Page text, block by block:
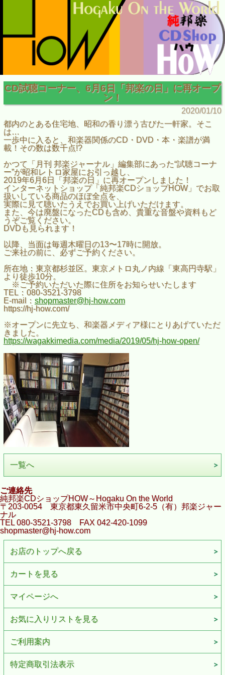
CD試聴コーナー、6月6日「邦楽の日」に再オープ
ン！
2020/01/10
都内のとある住宅地、昭和の香り漂う古びた一軒家。そこ
は…
一歩中に入ると、和楽器関係のCD・DVD・本・楽譜が満
載！その数は数千点!?
かつて「月刊 邦楽ジャーナル」編集部にあった“試聴コーナ
ー”が昭和レトロ家屋にお引っ越し、
2019年6月6日「邦楽の日」に再オープンしました！
インターネットショップ「純邦楽CDショップHOW」でお取
扱いしている商品のほぼ全点を、
実際に見て聴いたうえでお買い上げいただけます。
また、今は廃盤になったCDも含め、貴重な音盤や資料もど
うぞご覧ください。
DVDも見られます！
以降、当面は毎週木曜日の13〜17時に開放。
ご来社の前に、必ずご予約ください。
所在地：東京都杉並区。東京メトロ丸ノ内線「東高円寺駅」
より徒歩10分。
※ご予約いただいた際に住所をお知らせいたします
TEL：080-3521-3798
E-mail： shopmaster@hj-how.com
https://hj-how.com/
※オープンに先立ち、和楽器メディア様にとりあげていただ
きました。
https://wagakkimedia.com/media/2019/05/hj-how-open/
一覧へ
ご連絡先
純邦楽CDショップHOW～Hogaku On the World
〒203-0054 東京都東久留米市中央町6-2-5（有）邦楽ジャー
ナル
TEL 080-3521-3798 FAX 042-420-1099
shopmaster@hj-how.com
お店のトップへ戻る
カートを見る
マイページへ
お気に入りリストを見る
ご利用案内
特定商取引法表示